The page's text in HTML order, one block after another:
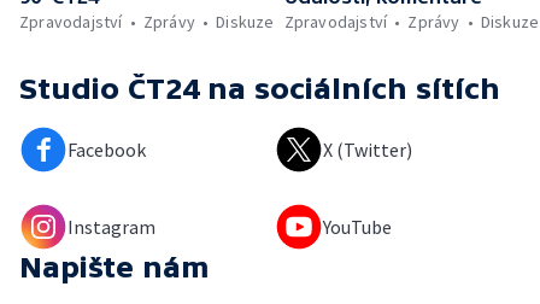
Zpravodajství
Zprávy Diskuze
Zpravodajství
Zprávy Diskuze
Studio ČT24 na sociálních sítích
Facebook X (Twitter)
Instagram YouTube
Napište nám